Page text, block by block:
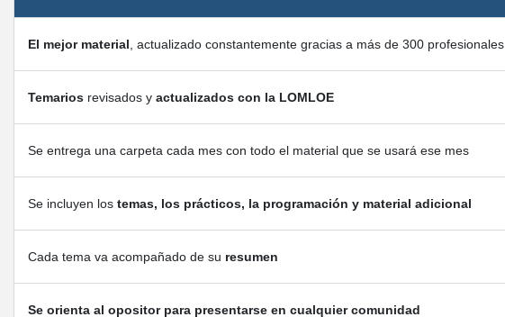
El mejor material , actualizado constantemente gracias a más de 300 profesionales
Temarios revisados y actualizados con la LOMLOE
Se entrega una carpeta cada mes con todo el material que se usará ese mes
Se incluyen los temas, los prácticos, la programación y material adicional
Cada tema va acompañado de su resumen
Se orienta al opositor para presentarse en cualquier comunidad